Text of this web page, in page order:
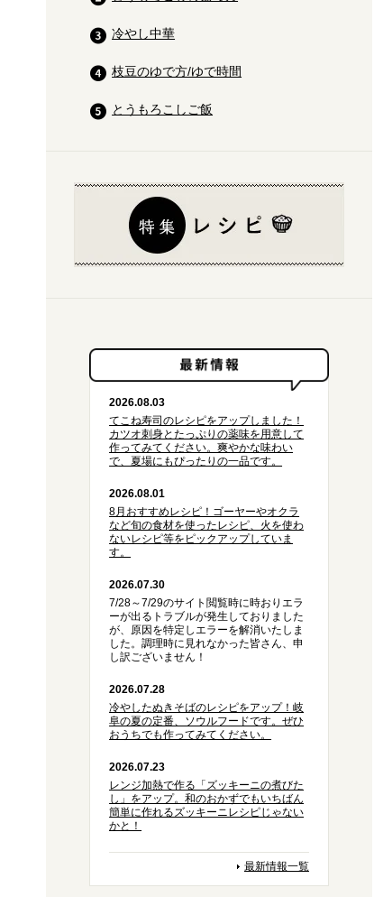
冷やし中華
枝豆のゆで方/ゆで時間
とうもろこしご飯
2026.08.03
てこね寿司のレシピをアップしました！
カツオ刺身とたっぷりの薬味を用意して
作ってみてください。爽やかな味わい
で、夏場にもぴったりの一品です。
2026.08.01
8月おすすめレシピ！ゴーヤーやオクラ
など旬の食材を使ったレシピ、火を使わ
ないレシピ等をピックアップしていま
す。
2026.07.30
7/28～7/29のサイト閲覧時に時おりエラ
ーが出るトラブルが発生しておりました
が、原因を特定しエラーを解消いたしま
した。調理時に見れなかった皆さん、申
し訳ございません！
2026.07.28
冷やしたぬきそばのレシピをアップ！岐
阜の夏の定番、ソウルフードです。ぜひ
おうちでも作ってみてください。
2026.07.23
レンジ加熱で作る「ズッキーニの煮びた
し」をアップ。和のおかずでもいちばん
簡単に作れるズッキーニレシピじゃない
かと！
最新情報一覧